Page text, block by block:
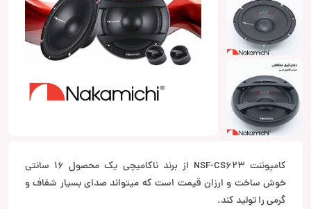
کامپوننت NSF-CS623 از برند ناکامیچی یک محصول 16 سانتی
خوش ساخت و ارزان قیمت است که میتواند صدای بسیار شفاف و
گرمی را تولید کند.